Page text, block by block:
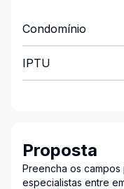
Condomínio
IPTU
Proposta
Preencha os
especialistas entre